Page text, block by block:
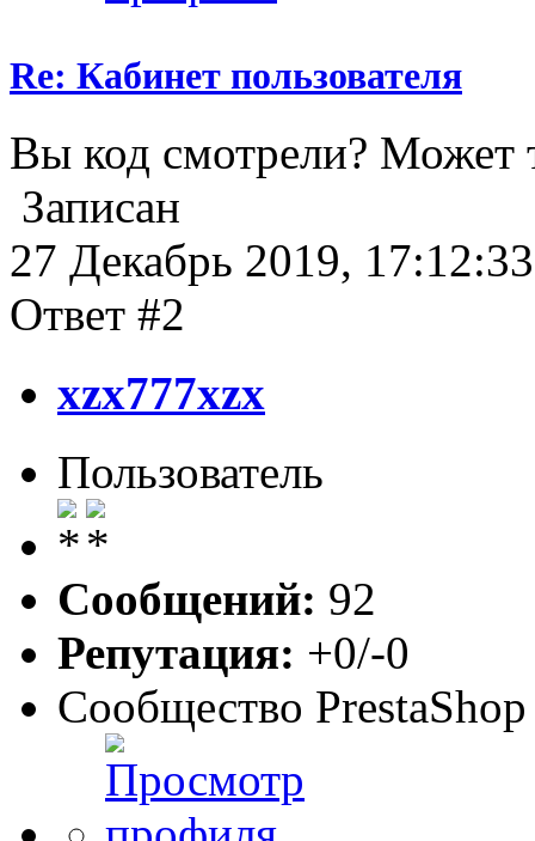
Re: Кабинет пользователя
Вы код смотрели? Может
Записан
27 Декабрь 2019, 17:12:33
Ответ #2
xzx777xzx
Пользователь
Сообщений: 92
Репутация: +0/-0
Сообщество PrestaShop